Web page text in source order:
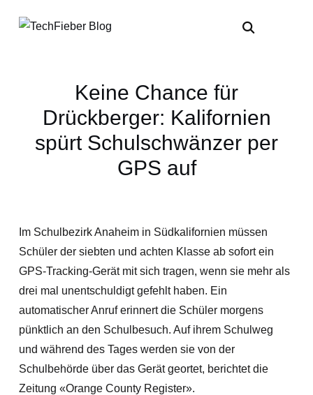
Keine Chance für
Drückberger: Kalifornien
spürt Schulschwänzer per
GPS auf
Im Schulbezirk Anaheim in Südkalifornien müssen
Schüler der siebten und achten Klasse ab sofort ein
GPS-Tracking-Gerät mit sich tragen, wenn sie mehr als
drei mal unentschuldigt gefehlt haben. Ein
automatischer Anruf erinnert die Schüler morgens
pünktlich an den Schulbesuch. Auf ihrem Schulweg
und während des Tages werden sie von der
Schulbehörde über das Gerät geortet, berichtet die
Zeitung «Orange County Register».